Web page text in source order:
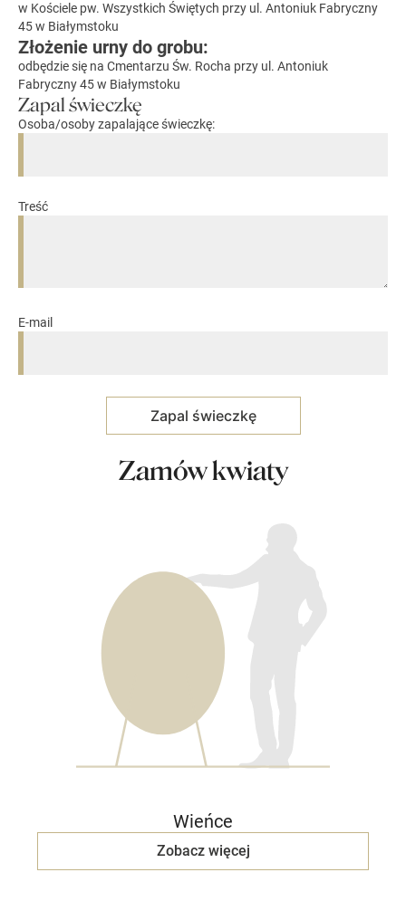
w Kościele pw. Wszystkich Świętych przy ul. Antoniuk Fabryczny
45 w Białymstoku
Złożenie urny do grobu:
odbędzie się na Cmentarzu Św. Rocha przy ul. Antoniuk
Fabryczny 45 w Białymstoku
Zapal świeczkę
Osoba/osoby zapalające świeczkę:
Treść
E-mail
Zamów kwiaty
Wieńce
Zobacz więcej